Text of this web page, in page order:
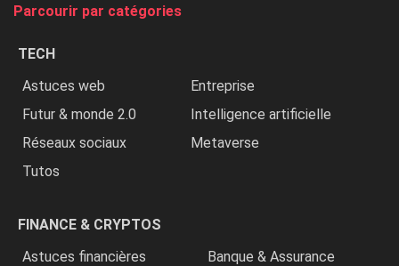
Parcourir par catégories
TECH
Astuces web
Entreprise
Futur & monde 2.0
Intelligence artificielle
Réseaux sociaux
Metaverse
Tutos
FINANCE & CRYPTOS
Astuces financières
Banque & Assurance